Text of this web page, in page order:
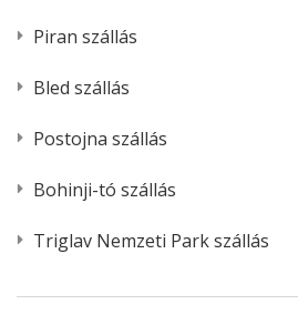
Piran szállás
Bled szállás
Postojna szállás
Bohinji-tó szállás
Triglav Nemzeti Park szállás